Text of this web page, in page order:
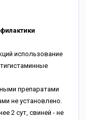
использование
препаратами
не установлено.
2 сут, свиней - не